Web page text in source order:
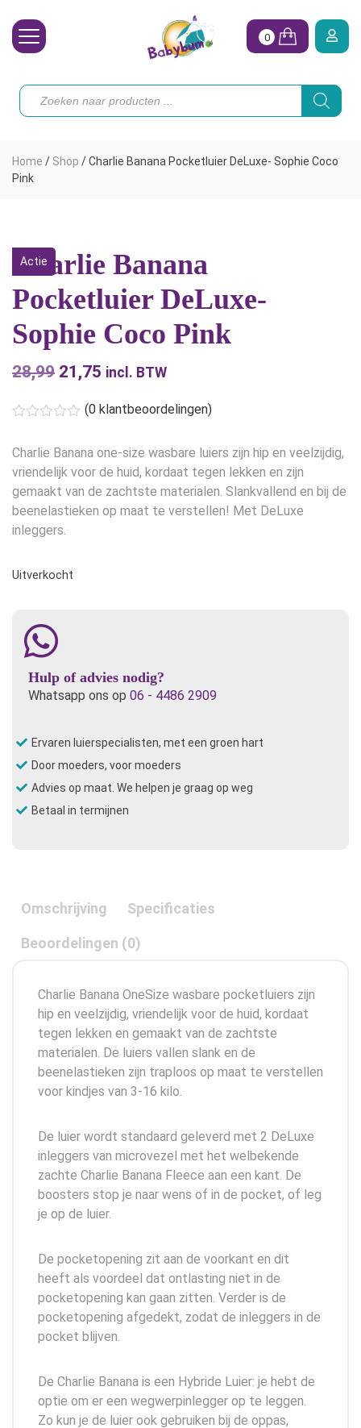
Toebehoren
Vrouw
Onze merken
Hoe begin ik?
0
Producten
zoeken
Home / Shop /Charlie Banana Pocketluier DeLuxe- Sophie Coco
Pink
Actie
Charlie Banana
Pocketluier DeLuxe-
Sophie Coco Pink
28,99 Oorspronkelijke
was:
€28,99.
21,75 Huidige
€21,75.
incl. BTW
(0 klantbeoordelingen)
Charlie Banana one-size wasbare luiers zijn hip en veelzijdig,
vriendelijk voor de huid, kordaat tegen lekken en zijn
gemaakt van de zachtste materialen. Slankvallend en bij de
beenelastieken op maat te verstellen! Met DeLuxe
inleggers.
Uitverkocht
Hulp of advies nodig?
Whatsapp ons op 06 - 4486 2909
Ervaren luierspecialisten, met een groen hart
Door moeders, voor moeders
Advies op maat. We helpen je graag op weg
Betaal in termijnen
Omschrijving Specificaties
Beoordelingen (0)
Charlie Banana OneSize wasbare pocketluiers zijn
hip en veelzijdig, vriendelijk voor de huid, kordaat
tegen lekken en gemaakt van de zachtste
materialen. De luiers vallen slank en de
beenelastieken zijn traploos op maat te verstellen
voor kindjes van 3-16 kilo.
De luier wordt standaard geleverd met 2 DeLuxe
inleggers van microvezel met het welbekende
zachte Charlie Banana Fleece aan een kant. De
boosters stop je naar wens of in de pocket, of leg
je op de luier.
De pocketopening zit aan de voorkant en dit
heeft als voordeel dat ontlasting niet in de
pocketopening kan gaan zitten. Verder is de
pocketopening afgedekt, zodat de inleggers in de
pocket blijven.
De Charlie Banana is een Hybride Luier: je hebt de
optie om er een wegwerpinlegger op te leggen.
Zo kun je de luier ook gebruiken bij de oppas,